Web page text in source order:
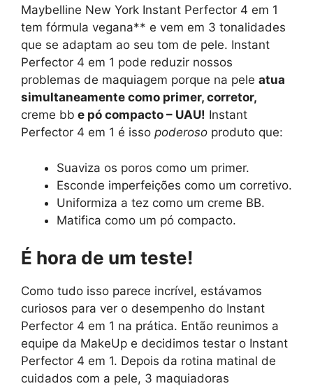
Maybelline New York Instant Perfector 4 em 1
tem fórmula vegana** e vem em 3 tonalidades
que se adaptam ao seu tom de pele. Instant
Perfector 4 em 1 pode reduzir nossos
problemas de maquiagem porque na pele atua
simultaneamente como primer, corretor,
creme bb e pó compacto – UAU! Instant
Perfector 4 em 1 é isso poderoso produto que:
Suaviza os poros como um primer.
Esconde imperfeições como um corretivo.
Uniformiza a tez como um creme BB.
Matifica como um pó compacto.
É hora de um teste!
Como tudo isso parece incrível, estávamos
curiosos para ver o desempenho do Instant
Perfector 4 em 1 na prática. Então reunimos a
equipe da MakeUp e decidimos testar o Instant
Perfector 4 em 1. Depois da rotina matinal de
cuidados com a pele, 3 maquiadoras